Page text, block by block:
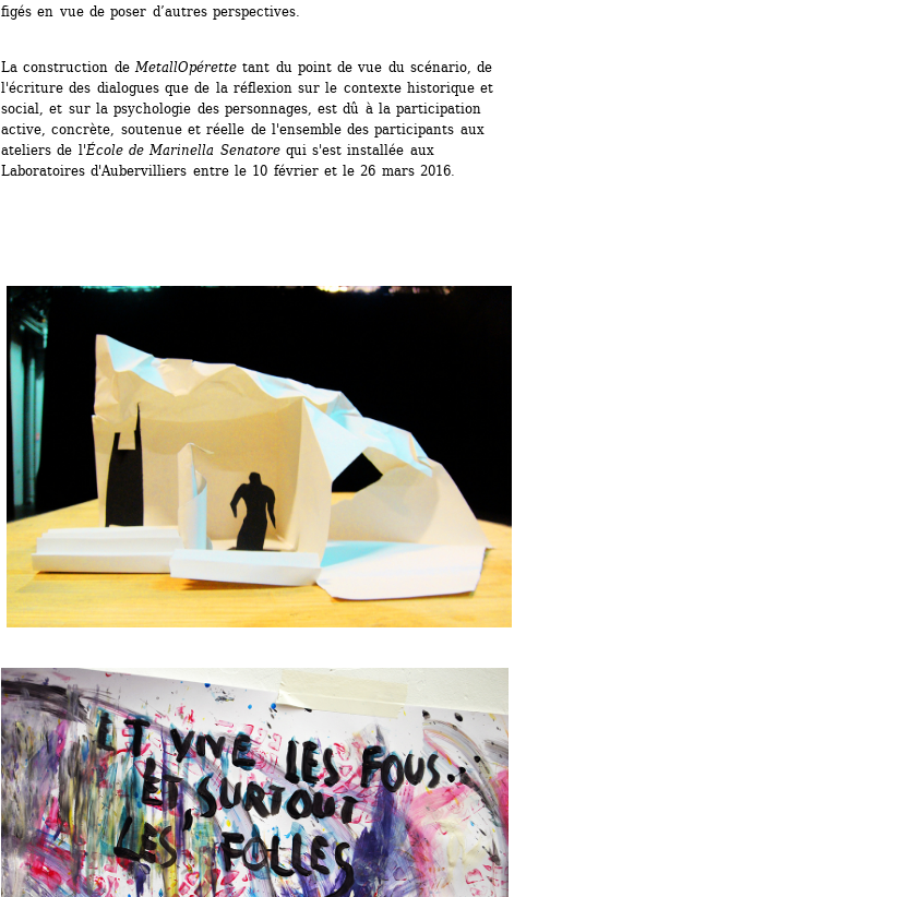
figés en vue de poser d’autres perspectives.
La construction de MetallOpérettetant du point de vue du scénario, de
l'écriture des dialogues que de la réflexion sur le contexte historique et
social, et sur la psychologie des personnages, est dû à la participation
active, concrète, soutenue et réelle de l'ensemble des participants aux
ateliers de l'École de Marinella Senatorequi s'est installée aux
Laboratoires d'Aubervilliers entre le 10 février et le 26 mars 2016.